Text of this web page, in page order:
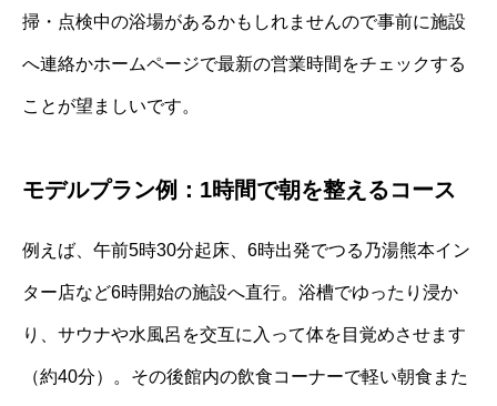
掃・点検中の浴場があるかもしれませんので事前に施設
へ連絡かホームページで最新の営業時間をチェックする
ことが望ましいです。
モデルプラン例：1時間で朝を整えるコース
例えば、午前5時30分起床、6時出発でつる乃湯熊本イン
ター店など6時開始の施設へ直行。浴槽でゆったり浸か
り、サウナや水風呂を交互に入って体を目覚めさせます
（約40分）。その後館内の飲食コーナーで軽い朝食また